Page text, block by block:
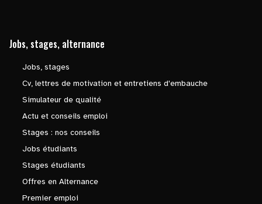
Jobs, stages, alternance
Jobs, stages
Cv, lettres de motivation et entretiens d'embauche
Simulateur de qualité
Actu et conseils emploi
Stages : nos conseils
Jobs étudiants
Stages étudiants
Offres en Alternance
Premier emploi